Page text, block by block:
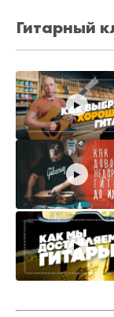
Гитарный